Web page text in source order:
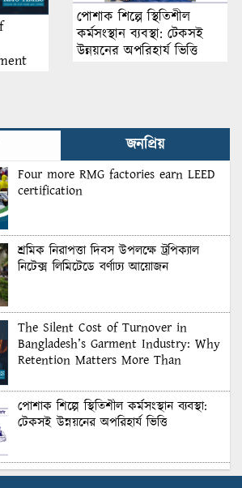
পোশাক শিল্পে স্থিতিশীল
কর্মসংস্থান ব্যবস্থা: টেকসই
উন্নয়নের অপরিহার্য ভিত্তি
জনপ্রিয়
Four more RMG factories earn LEED
certification
শ্রমিক নিরাপত্তা দিবস উপলক্ষে ট্রপিক্যাল
নিটেক্স লিমিটেডে বর্ণাঢ্য আয়োজন
The Silent Cost of Turnover in
Bangladesh’s Garment Industry: Why
Retention Matters More Than
পোশাক শিল্পে স্থিতিশীল কর্মসংস্থান ব্যবস্থা:
টেকসই উন্নয়নের অপরিহার্য ভিত্তি
শুল্কের দেয়াল ভাঙার সুযোগ: মার্কিন বাজারে